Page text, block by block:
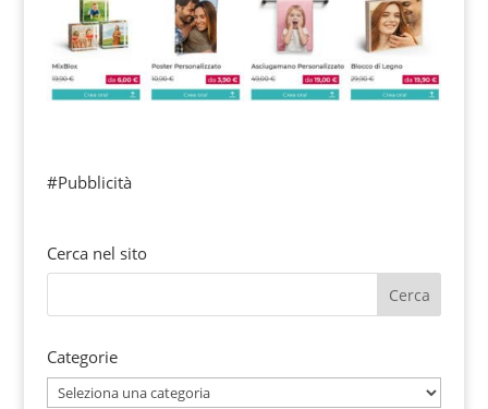
#Pubblicità
Cerca nel sito
Categorie
Categorie